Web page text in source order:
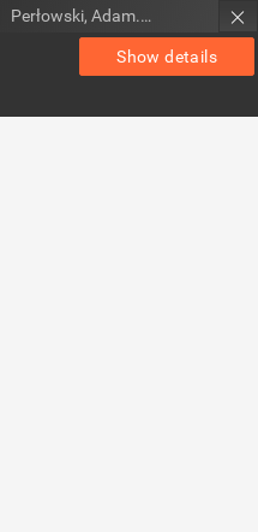
Show details
Perłowski, Adam. Red.